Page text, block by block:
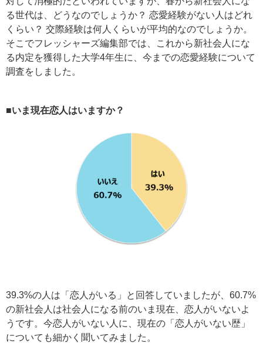
る世代は、どうなのでしょうか？ 恋愛経験がない人はどれ
くらい？ 交際経験は何人くらいが平均的なのでしょうか。
そこでフレッシャーズ編集部では、これから新社会人にな
る内定を獲得した大学4年生に、今までの恋愛経験について
調査をしました。
■いま現在恋人はいますか？
39.3%の人は「恋人がいる」と回答していましたが、60.7%
の新社会人は社会人になる前のいま現在、恋人がいないよ
うです。今恋人がいない人に、現在の「恋人がいない歴」
についても細かく聞いてみました。